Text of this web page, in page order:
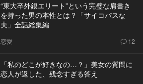
“東大卒外銀エリート”という完璧な肩書き
を持った男の本性とは？「サイコパスな
夫」全話総集編
恋愛 12
「私のどこが好きなの…？」美女の質問に
恋人が返した、残念すぎる答え